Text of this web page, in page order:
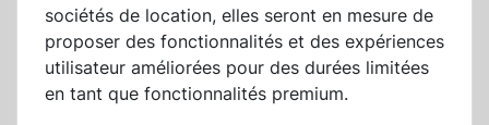
sociétés de location, elles seront en mesure de
proposer des fonctionnalités et des expériences
utilisateur améliorées pour des durées limitées
en tant que fonctionnalités premium.